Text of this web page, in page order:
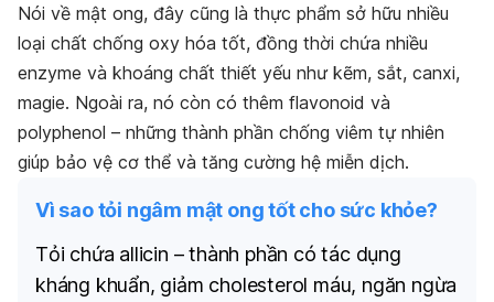
Nói về mật ong, đây cũng là thực phẩm sở hữu nhiều
loại chất chống oxy hóa tốt, đồng thời chứa nhiều
enzyme và khoáng chất thiết yếu như kẽm, sắt, canxi,
magie. Ngoài ra, nó còn có thêm flavonoid và
polyphenol – những thành phần chống viêm tự nhiên
giúp bảo vệ cơ thể và tăng cường hệ miễn dịch.
Vì sao tỏi ngâm mật ong tốt cho sức khỏe?
Tỏi chứa allicin – thành phần có tác dụng
kháng khuẩn, giảm cholesterol máu, ngăn ngừa